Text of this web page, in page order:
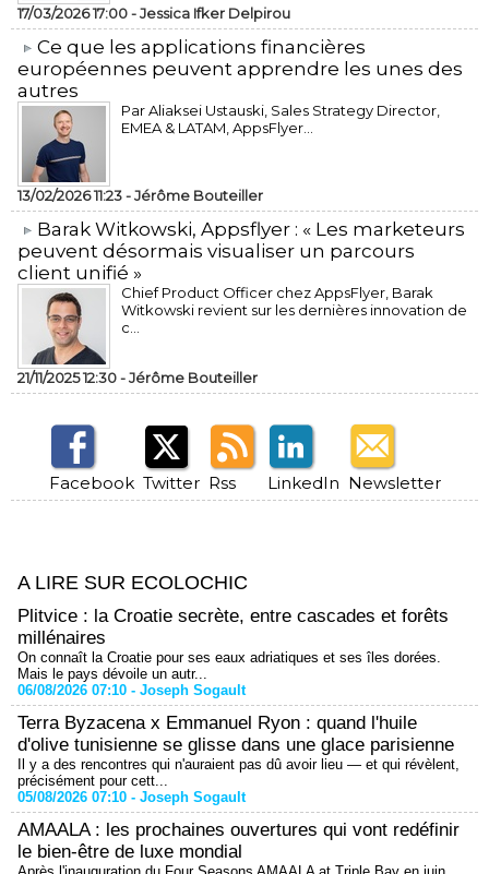
17/03/2026 17:00 -Jessica Ifker Delpirou
​Ce que les applications financières
européennes peuvent apprendre les unes des
autres
Par Aliaksei Ustauski, Sales Strategy Director,
EMEA & LATAM, AppsFlyer...
13/02/2026 11:23 -Jérôme Bouteiller
​Barak Witkowski, Appsflyer : « Les marketeurs
peuvent désormais visualiser un parcours
client unifié »
Chief Product Officer chez AppsFlyer, ​Barak
Witkowski revient sur les dernières innovation de
c...
21/11/2025 12:30 -Jérôme Bouteiller
Facebook Twitter Rss LinkedIn Newsletter
A LIRE SUR ECOLOCHIC
Plitvice : la Croatie secrète, entre cascades et forêts
millénaires
On connaît la Croatie pour ses eaux adriatiques et ses îles dorées.
Mais le pays dévoile un autr...
06/08/2026 07:10 - Joseph Sogault
Terra Byzacena x Emmanuel Ryon : quand l'huile
d'olive tunisienne se glisse dans une glace parisienne
Il y a des rencontres qui n'auraient pas dû avoir lieu — et qui révèlent,
précisément pour cett...
05/08/2026 07:10 - Joseph Sogault
AMAALA : les prochaines ouvertures qui vont redéfinir
le bien-être de luxe mondial